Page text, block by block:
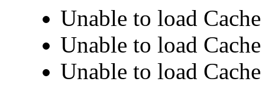
Unable to load
Unable to load
Unable to load